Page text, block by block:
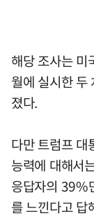
해당 조사는
월에 실시한 두
졌다.
다만 트럼프 대
능력에 대해서
응답자의 39%
를 느낀다고